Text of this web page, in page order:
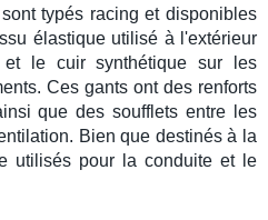
sont typés racing et disponibles
élastique utilisé à l'extérieur
le cuir synthétique sur les
Ces gants ont des renforts
que des soufflets entre les
Bien que destinés à la
utilisés pour la conduite et le